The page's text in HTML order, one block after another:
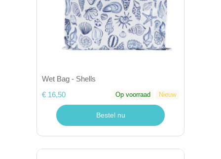
Wet Bag - Shells
€ 16,50
Op voorraad Nieuw
Bestel nu